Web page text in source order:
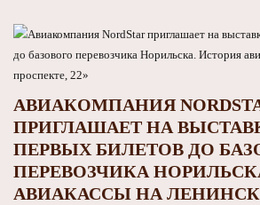
АВИАКОМПАНИЯ
ПРИГЛАШАЕТ НА
ПЕРВЫХ БИЛЕТОВ ДО
ПЕРЕВОЗЧИКА
АВИАКАССЫ НА